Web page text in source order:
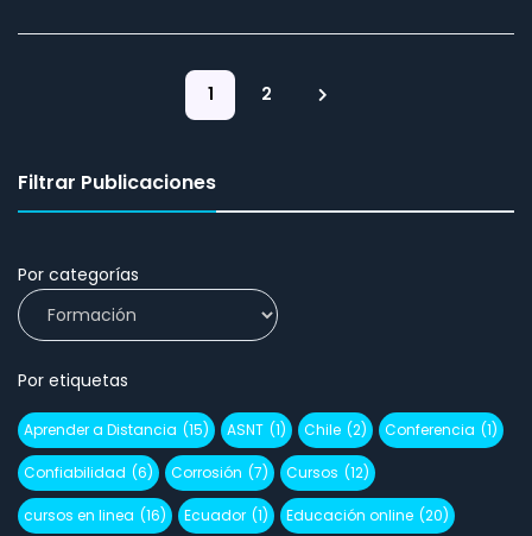
1 2
Filtrar Publicaciones
Por categorías
Por etiquetas
Aprender a Distancia (15) ASNT (1) Chile (2) Conferencia (1)
Confiabilidad (6) Corrosión (7) Cursos (12)
cursos en linea (16) Ecuador (1) Educación online (20)